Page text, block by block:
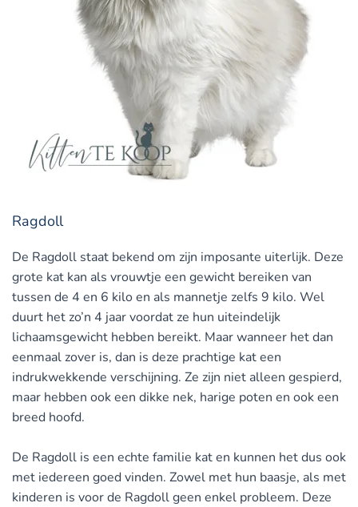
Ragdoll
De Ragdoll staat bekend om zijn imposante uiterlijk. Deze
grote kat kan als vrouwtje een gewicht bereiken van
tussen de 4 en 6 kilo en als mannetje zelfs 9 kilo. Wel
duurt het zo’n 4 jaar voordat ze hun uiteindelijk
lichaamsgewicht hebben bereikt. Maar wanneer het dan
eenmaal zover is, dan is deze prachtige kat een
indrukwekkende verschijning. Ze zijn niet alleen gespierd,
maar hebben ook een dikke nek, harige poten en ook een
breed hoofd.
De Ragdoll is een echte familie kat en kunnen het dus ook
met iedereen goed vinden. Zowel met hun baasje, als met
kinderen is voor de Ragdoll geen enkel probleem. Deze